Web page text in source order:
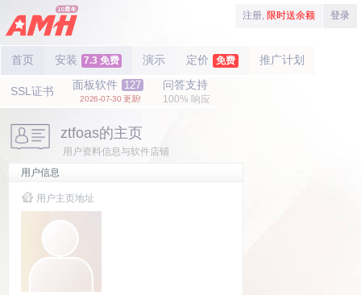
注册, 限时送余额 登录
首页 安装 7.3 免费 演示 定价 免费 推广计划
SSL证书 面板软件 127
2026-07-30 更新!
问答支持
100% 响应
ztfoas的主页
用户资料信息与软件店铺
用户信息
用户主页地址